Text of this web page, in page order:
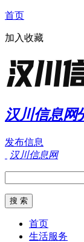
首页
加入收藏
汉川信息网
发布信息
汉川信息网
首页
生活服务